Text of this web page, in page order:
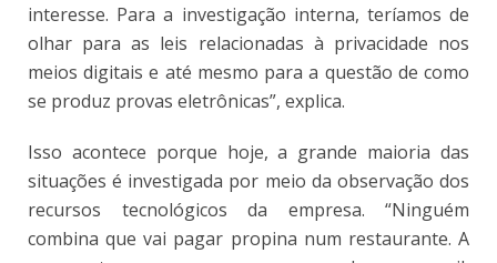
interesse. Para a investigação interna, teríamos de
olhar para as leis relacionadas à privacidade nos
meios digitais e até mesmo para a questão de como
se produz provas eletrônicas”, explica.
Isso acontece porque hoje, a grande maioria das
situações é investigada por meio da observação dos
recursos tecnológicos da empresa. “Ninguém
combina que vai pagar propina num restaurante. A